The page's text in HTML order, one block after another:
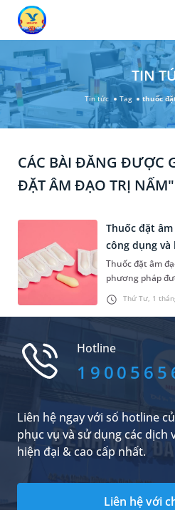
TIN
Tin tức Tag thuốc
CÁC BÀI ĐĂNG ĐƯỢC
ĐẶT ÂM ĐẠO TRỊ NẤM"
Thứ Tư, 1
Thuốc đặt
công dụng và
Thuốc đặt âm
phương pháp
nhiễm âm đạo
không những
hiệu quả khá
nấm âm đạo gây
Hotline
Liên hệ ngay với số hotline
phục vụ và sử dụng các dịch
hiện đại & cao cấp nhất.
Liên hệ với